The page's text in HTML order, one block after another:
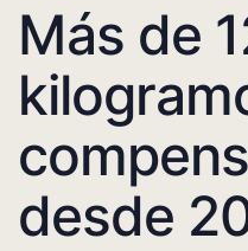
Más de
desde